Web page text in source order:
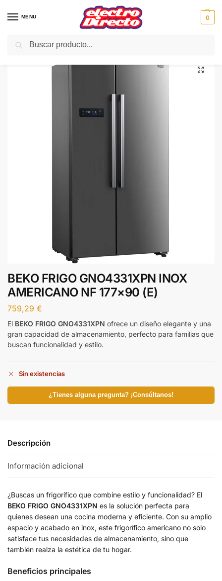
MENU 0
Inicio Gama blanca Frigorificos
BEKO FRIGO GNO4331XPN INOX
AMERICANO NF 177×90 (E)
759,29 €
El BEKO FRIGO GNO4331XPN ofrece un diseño elegante y una
gran capacidad de almacenamiento, perfecto para familias que
buscan funcionalidad y estilo.
Sin existencias
¿Tienes alguna pregunta? ¡Consúltanos!
Descripción
Información adicional
¿Buscas un frigorífico que combine estilo y funcionalidad? El
BEKO FRIGO GNO4331XPN es la solución perfecta para
quienes desean una cocina moderna y eficiente. Con su amplio
espacio y acabado en inox, este frigorífico americano no solo
satisface tus necesidades de almacenamiento, sino que
también realza la estética de tu hogar.
Beneficios principales